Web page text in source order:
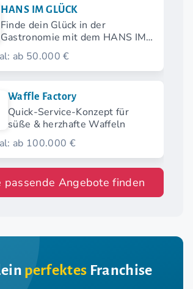
HANS IM GLÜCK
Finde dein Glück in der
Gastronomie mit dem HANS IM
GLÜCK Franchise.
ab 50.000 €
Waffle Factory
Quick-Service-Konzept für
süße & herzhafte Waffeln
ab 100.000 €
passende Angebote finden
perfektes Franchise